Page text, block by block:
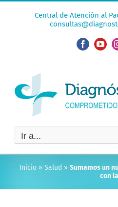
Central de Atención al
Facebook
Ir a...
Inicio » Salud » Sumamos un
con